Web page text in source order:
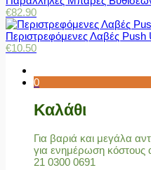
€82.90
Περιστρεφόμενες Λαβές
€10.50
0
Καλάθι
Για βαριά και μεγάλα
για ενημέρωση κόστους
21 0300 0691